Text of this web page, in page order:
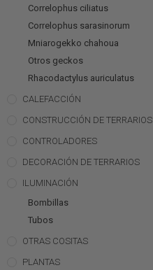
Correlophus ciliatus
Correlophus sarasinorum
Mniarogekko chahoua
Otros geckos
Rhacodactylus auriculatus
CALEFACCIÓN
CONSTRUCCIÓN DE TERRARIOS
CONTROLADORES
DECORACIÓN DE TERRARIOS
ILUMINACIÓN
Bombillas
Tubos
OTRAS COSITAS
PLANTAS